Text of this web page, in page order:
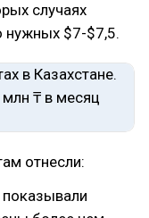
случаях
нужных $7-$7,5.
отнесли:
показывали